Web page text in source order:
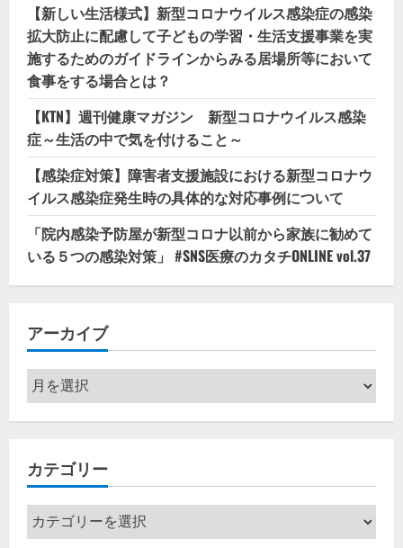
【新しい生活様式】新型コロナウイルス感染症の感染
拡大防止に配慮して子どもの学習・生活支援事業を実
施するためのガイドラインからみる居場所等において
食事をする場合とは？
【KTN】週刊健康マガジン 新型コロナウイルス感染
症～生活の中で気を付けること～
【感染症対策】障害者支援施設における新型コロナウ
イルス感染症発生時の具体的な対応事例について
「院内感染予防屋が新型コロナ以前から家族に勧めて
いる５つの感染対策」 #SNS医療のカタチONLINE vol.37
アーカイブ
ア
ー
カ
ブ
カテゴリー
カ
テ